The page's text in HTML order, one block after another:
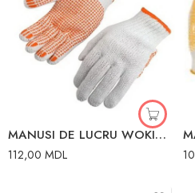
MANUSI DE LUCRU WOKIN XL
112,00 MDL